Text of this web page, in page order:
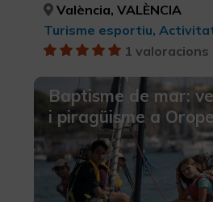
València, VALÈNCIA
Turisme esportiu,
1 valoracions
Baptisme de mar:
i piragüisme a